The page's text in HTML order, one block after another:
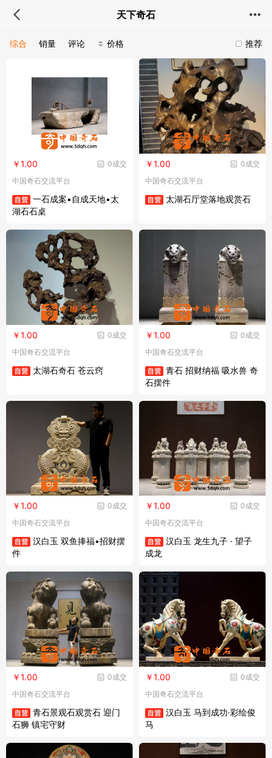
天下奇石
推荐
综合 销量 评论 价格
0成交
￥1.00
中国奇石交流平台
一石成案•自成天地•太
湖石石桌
0成交
￥1.00
中国奇石交流平台
太湖石厅堂落地观赏石
0成交
￥1.00
中国奇石交流平台
太湖石奇石 苍云窍
0成交
￥1.00
中国奇石交流平台
青石 招财纳福 吸水兽 奇
石摆件
0成交
￥1.00
中国奇石交流平台
汉白玉 双鱼捧福•招财摆
件
0成交
￥1.00
中国奇石交流平台
汉白玉 龙生九子 · 望子
成龙
0成交
￥1.00
中国奇石交流平台
青石景观石观赏石 迎门
石狮 镇宅守财
0成交
￥1.00
中国奇石交流平台
汉白玉 马到成功·彩绘俊
马